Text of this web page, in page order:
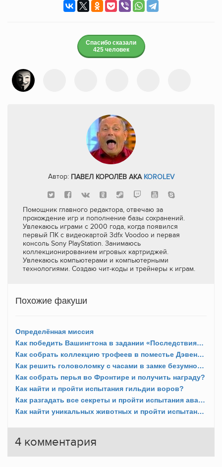
Спасибо сказали
425 человек
Автор: ПАВЕЛ КОРОЛЁВ AKA KOROLEV
Помощник главного редактора, отвечаю за
прохождение игр и пополнение базы сохранений.
Увлекаюсь играми с 2000 года, когда появился
первый ПК с видеокартой 3dfx Voodoo и первая
консоль Sony PlayStation. Занимаюсь
коллекционированием игровых картриджей.
Увлекаюсь компьютерами и компьютерными
технологиями. Создаю чит-коды и трейнеры к играм.
Похожие факуши
Определённая миссия
Как победить Вашингтона в задании «Последствия» и «Последний поединок»?
Как собрать коллекцию трофеев в поместье Дэвенпорта?
Как решить головоломку с часами в замке безумного доктора?
Как собрать перья во Фронтире и получить награду?
Как найти и пройти испытания гильдии воров?
Как разгадать все секреты и пройти испытания авантюристов?
Как найти уникальных животных и пройти испытания трапперов?
4 комментария